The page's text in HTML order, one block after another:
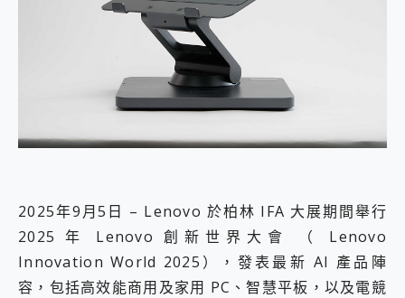
一鍵修復模糊影片、舊照的 AI 好幫手! VideoProc Converter AI 新版全解析 × 年末優惠，一篇全看懂
小朋友才做選擇 投影機 RGB藍牙音響 氛圍情境燈 我通通都要！ Starfish 2 幻彩膠囊投影機｜結合「 智慧投影 & 煥彩流動 」的沈浸式生活新體驗
外型超吸晴~ 給您絕佳操控體驗 GravaStar Mercury K1 系列 異星機械鍵盤與 Mercury X 系列 輕量無線電競滑鼠 開箱 評測
開箱~變身「蜘蛛人」椅子軍師！MSI MPG 491CQP QD-OLED 超寬曲面電競螢幕，多工辦公、爽度滿滿的終極桌面體驗
iPhone 17 系列 有認證的防護來囉！ imos 首家導入 UL MCV 行銷宣告驗證的手機配件品牌
DJI Osmo Pocket 3 爽爽帶回家 歡慶 EaseUS 21 週年到來，「Slogan 海報徵稿活動」好康大放送
會走動的冷暖氣 SONY REON POCKET PRO 穿戴式智慧冷暖調溫裝置 開箱 評測
超好用的 PLAUD NotePin AI 智慧錄音膠囊~ 您的AI 秘書已上線 每月免費送你 300分鐘轉寫
自帶線的 有線無線都能充 ONPRO MagReact M5 10000mAh 5合1 磁吸無線急速行動電源 開箱 評測
飛利浦 JS7310 ⚡【電急便｜行動儲能救車電源】 可靠的旅行夥伴！帶給您優異的安全性與強大供電效能
是螢幕也是電視! 一機超多用途「MSI微星 Modern MD272UPSW 27型」 4K IPS 輕薄商用智慧聯網螢幕 開箱 評測
2025年9月5日 – Lenovo 於柏林 IFA 大展期間舉行
2025 年 Lenovo 創新世界大會 （ Lenovo
Innovation World 2025），發表最新 AI 產品陣
容，包括高效能商用及家用 PC、智慧平板，以及電競